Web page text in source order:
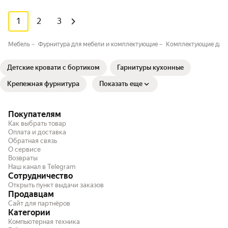
1 2 3
Мебель Фурнитура для мебели и комплектующие Комплектующие для
Детские кровати с бортиком Гарнитуры кухонные
Крепежная фурнитура Показать еще
Покупателям
Как выбрать товар
Оплата и доставка
Обратная связь
О сервисе
Возвраты
Наш канал в Telegram
Сотрудничество
Открыть пункт выдачи заказов
Продавцам
Сайт для партнёров
Категории
Компьютерная техника